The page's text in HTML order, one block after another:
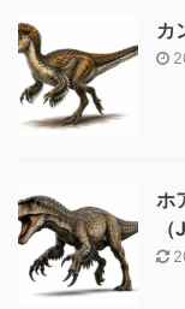
カ
ホ